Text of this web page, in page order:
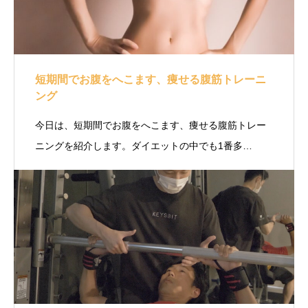
短期間でお腹をへこます、痩せる腹筋トレーニ
ング
今日は、短期間でお腹をへこます、痩せる腹筋トレー
ニングを紹介します。ダイエットの中でも1番多…